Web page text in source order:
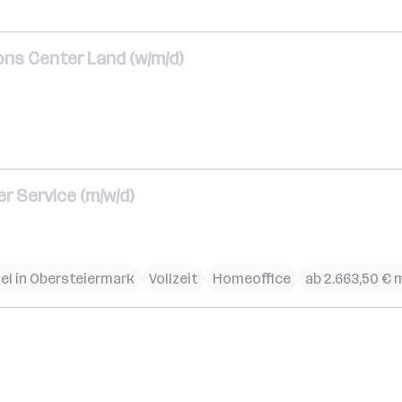
Center Land (w/m/d)
Service (m/w/d)
in Obersteiermark Vollzeit Homeoffice ab 2.663,50 €